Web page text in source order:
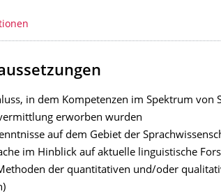
in dem Kompetenzen im Spektrum von
erworben wurden
auf dem Gebiet der
im Hinblick auf aktuelle linguistische
der quantitativen und/oder